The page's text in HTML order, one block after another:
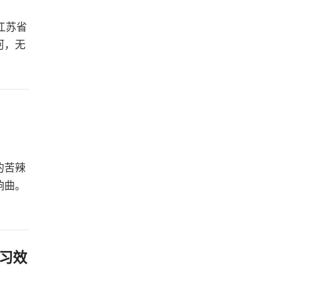
苏省
，无
苦辣
。
效